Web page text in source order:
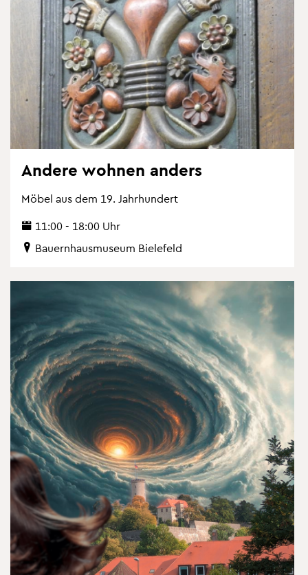
An­de­re woh­nen an­ders
Möbel aus dem 19. Jahr­hun­dert
11:00 - 18:00 Uhr
Bau­ern­haus­mu­se­um Bie­le­feld